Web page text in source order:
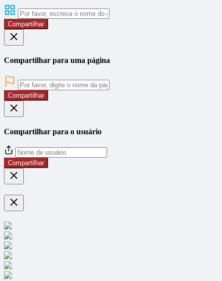
Compartilhar
Compartilhar para uma página
Compartilhar
Compartilhar para o usuário
Compartilhar